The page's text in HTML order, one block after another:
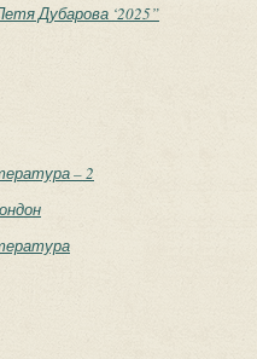
Дубарова ‘2025”
– 2